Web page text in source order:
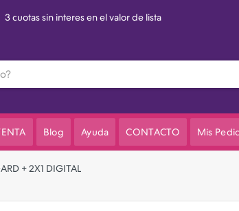
3 cuotas sin interes en el valor de lista
Blog Ayuda CONTACTO Mis
+ 2X1 DIGITAL